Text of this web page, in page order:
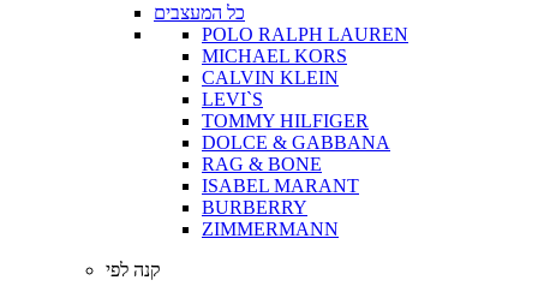
כל המעצבים
POLO RALPH LAUREN
MICHAEL KORS
CALVIN KLEIN
LEVI`S
TOMMY HILFIGER
DOLCE & GABBANA
RAG & BONE
ISABEL MARANT
BURBERRY
ZIMMERMANN
קנה לפי